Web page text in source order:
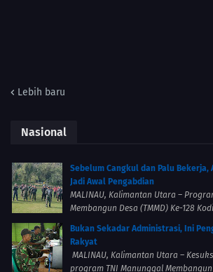
Lebih baru
Nasional
Sebelum Cangkul dan Palu Bekerja,
Jadi Awal Pengabdian
MALINAU, Kalimantan Utara –
Membangun Desa (TMMD) Ke-128
Bukan Sekadar Administrasi, Ini
Rakyat
MALINAU, Kalimantan Utara –
program TNI Manunggal Membangun